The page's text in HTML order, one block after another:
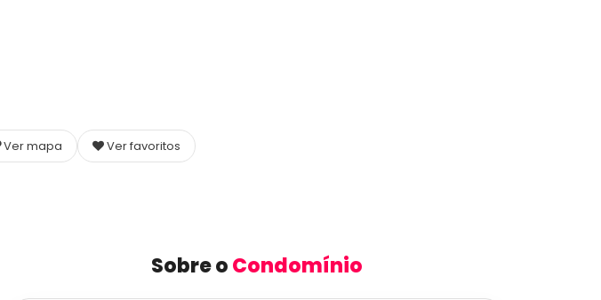
Ver mapa Ver favoritos
Sobre oCondomínio